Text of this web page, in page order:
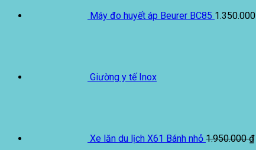
Máy đo huyết áp Beurer BC85 1.350.000
Giường y tế Inox
Xe lăn du lịch X61 Bánh nhỏ 1.950.000₫